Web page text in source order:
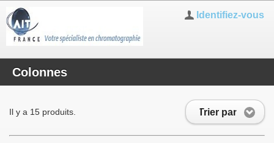
Identifiez-vous
Colonnes
Trier par
Il y a 15 produits.